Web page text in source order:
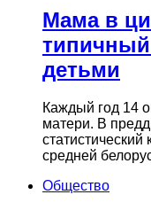
Мама в
детьми
Каждый год 14
матери. В
статистический
средней
Общество